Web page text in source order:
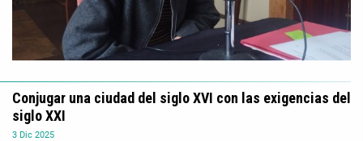
3 Dic 2025
Conjugar una ciudad del siglo XVI con las exigencias del
siglo XXI